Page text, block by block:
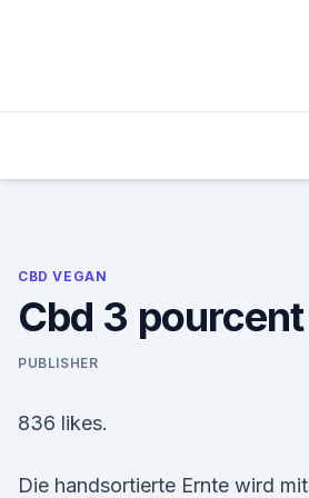
CBD VEGAN
Cbd 3 pourcent
PUBLISHER
836 likes.
Die handsortierte Ernte wird